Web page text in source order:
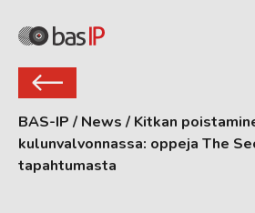
BAS-IP / News / Kitkan
kulunvalvonnassa: oppeja The
tapahtumasta